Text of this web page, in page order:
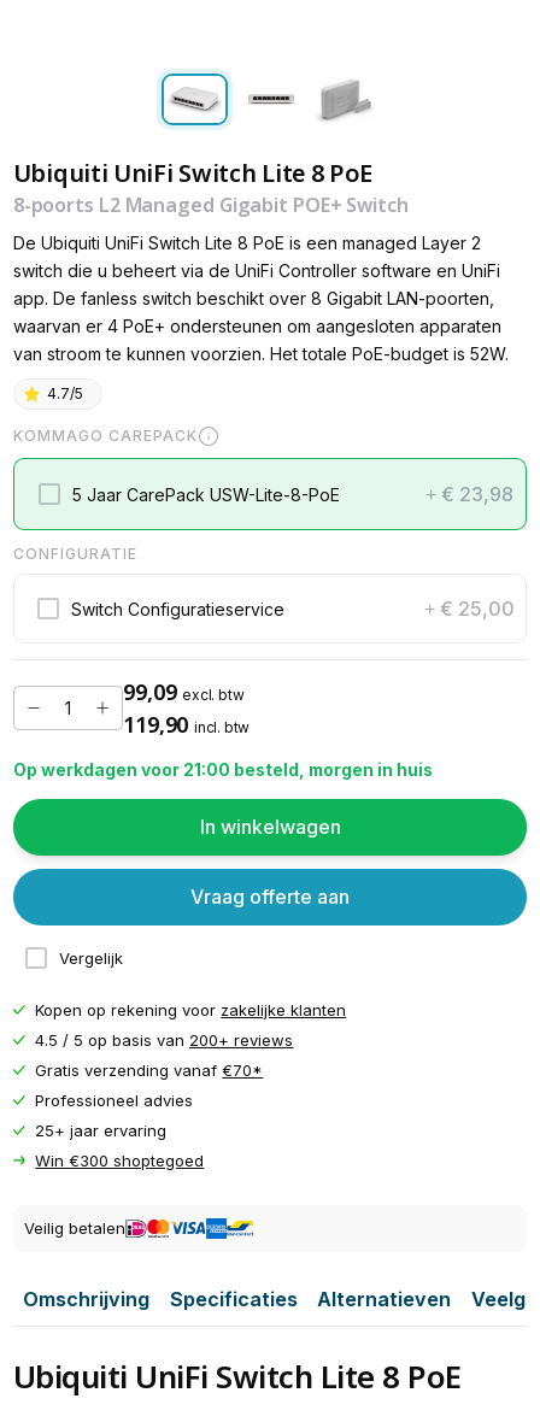
Ubiquiti UniFi Switch Lite 8 PoE
8-poorts L2 Managed Gigabit POE+ Switch
De Ubiquiti UniFi Switch Lite 8 PoE is een managed Layer 2
switch die u beheert via de UniFi Controller software en UniFi
app. De fanless switch beschikt over 8 Gigabit LAN-poorten,
waarvan er 4 PoE+ ondersteunen om aangesloten apparaten
van stroom te kunnen voorzien. Het totale PoE-budget is 52W.
4.7/5
KOMMAGO CAREPACK
5 Jaar CarePack USW-Lite-8-PoE + € 23,98
CONFIGURATIE
Switch Configuratieservice + € 25,00
99,09 excl. btw
119,90 incl. btw
Op werkdagen voor 21:00 besteld, morgen in huis
In winkelwagen
Vergelijk
Vraag offerte aan
Kopen op rekening voor zakelijke klanten
4.5 / 5 op basis van 200+ reviews
Gratis verzending vanaf€70*
Professioneel advies
25+ jaar ervaring
Win €300 shoptegoed
Veilig betalen
Omschrijving Specificaties Alternatieven
Ubiquiti UniFi Switch Lite 8 PoE